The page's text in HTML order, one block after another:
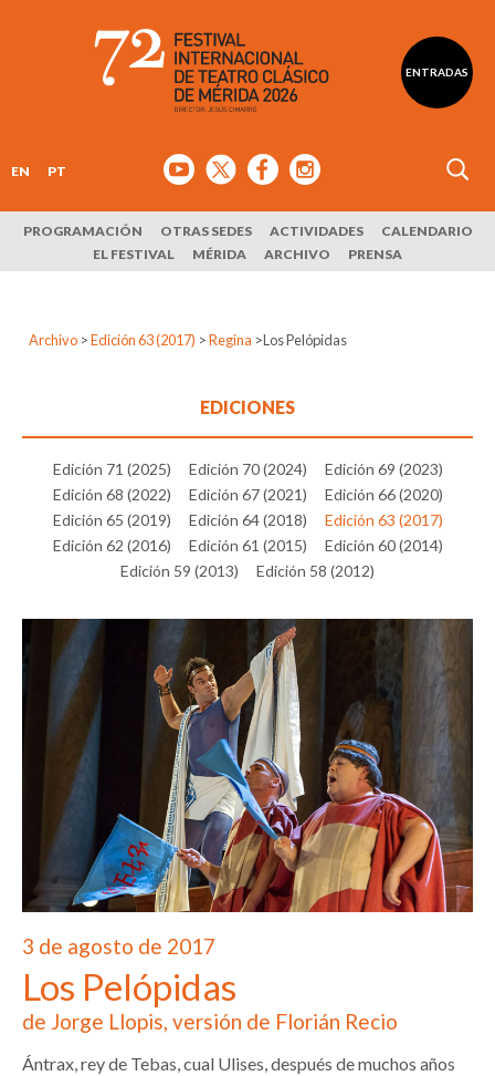
ENTRADAS
EN PT
PROGRAMACIÓN OTRAS SEDES ACTIVIDADES
CALENDARIO
EL FESTIVAL
MÉRIDA ARCHIVO PRENSA
Archivo > Edición 63 (2017) > Regina >Los Pelópidas
EDICIONES
Edición 71 (2025) Edición 70 (2024)
Edición 69 (2023)
Edición 68 (2022)
Edición 67 (2021)
Edición 66 (2020)
Edición 65 (2019)
Edición 64 (2018)
Edición 63 (2017)
Edición 62 (2016)
Edición 61 (2015)
Edición 60 (2014)
Edición 59 (2013)
Edición 58 (2012)
3 de agosto de 2017
Los Pelópidas
de Jorge Llopis, versión de Florián Recio
Ántrax, rey de Tebas, cual Ulises, después de muchos años